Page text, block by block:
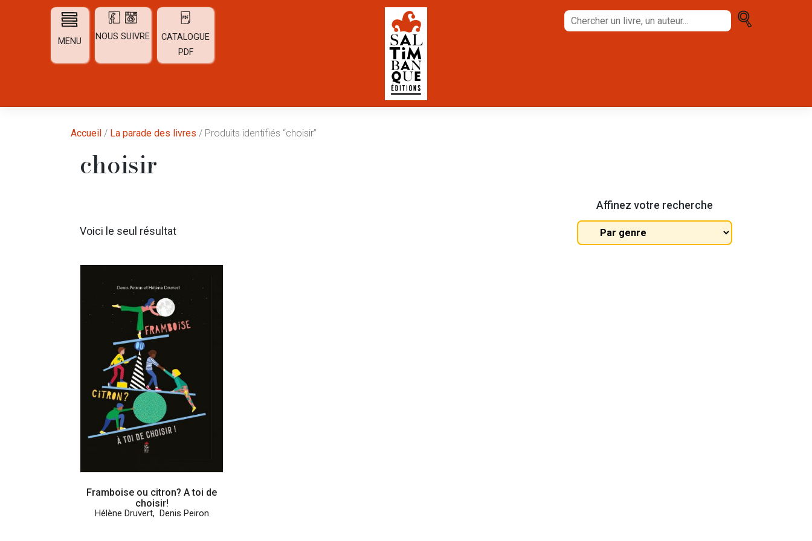
MENU NOUS SUIVRE
CATALOGUE
PDF
Chercher
un
Accueil / La parade des livres / Produits identifiés “choisir”
choisir
Affinez votre recherche
Tous
les
Voici le seul résultat
Framboise ou citron? A toi de
choisir!
Hélène Druvert, Denis Peiron